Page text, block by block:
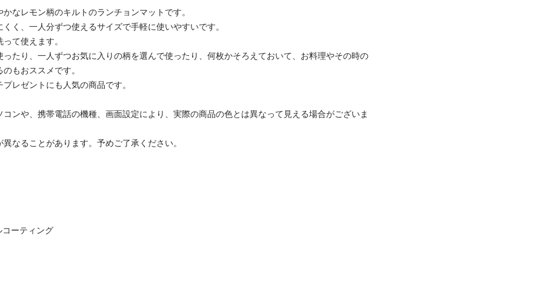
なレモン柄のキルトのランチョンマットです。
く、一人分ずつ使えるサイズで手軽に使いやすいです。
て使えます。
たり、一人ずつお気に入りの柄を選んで使ったり、何枚かそろえておいて、お料理やその時の
もおススメです。
レゼントにも人気の商品です。
ンや、携帯電話の機種、画面設定により、実際の商品の色とは異なって見える場合がございま
なることがあります。予めご了承ください。
ーティング